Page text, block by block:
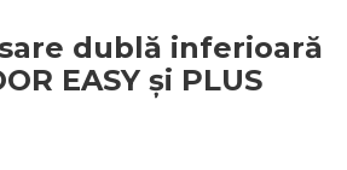
dublă inferioară
EASY și PLUS